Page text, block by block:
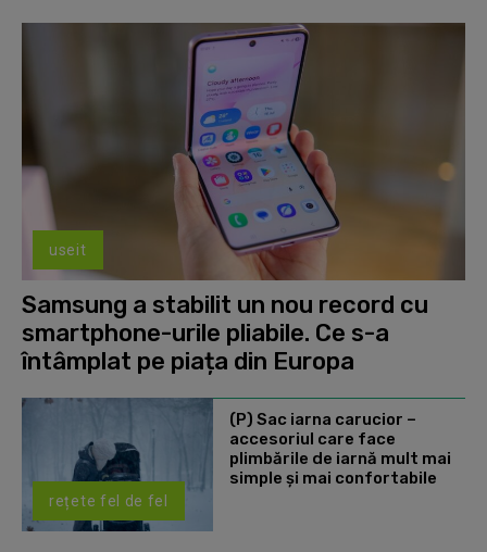
useit
Samsung a stabilit un nou record cu
smartphone-urile pliabile. Ce s-a
întâmplat pe piața din Europa
rețete fel de fel
(P) Sac iarna carucior –
accesoriul care face
plimbările de iarnă mult mai
simple și mai confortabile